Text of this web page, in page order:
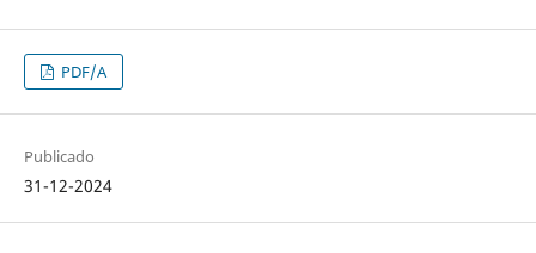
PDF/A
Publicado
31-12-2024